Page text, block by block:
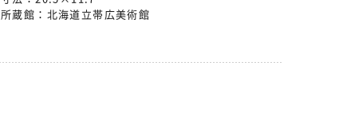
所蔵館： 北海道立帯広美術館